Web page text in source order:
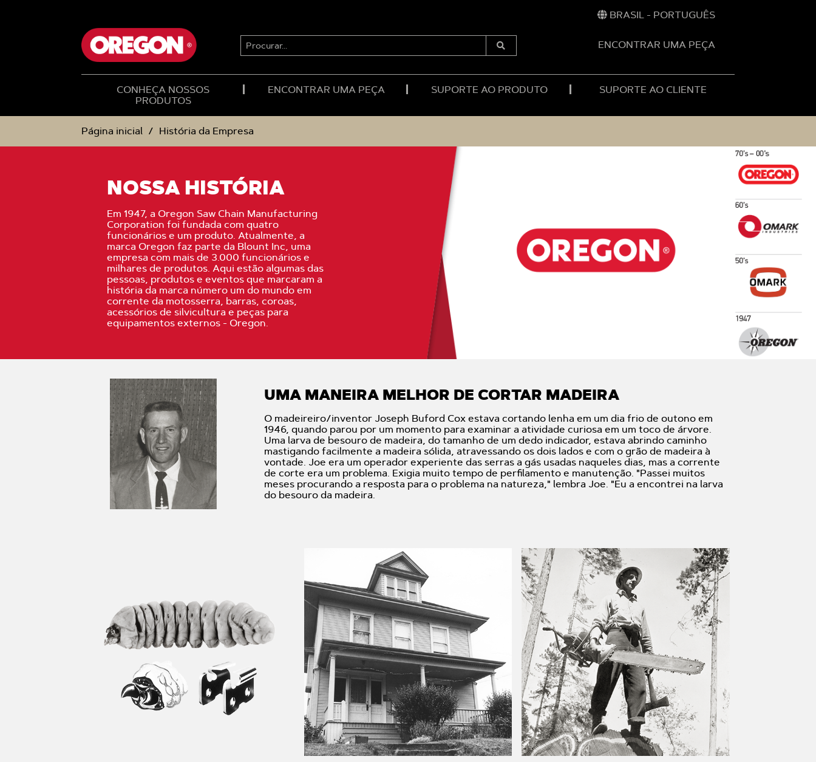
BRASIL - PORTUGUÊS
PROCURAR...
Enviar
ENCONTRAR UMA PEÇA
CONHEÇA NOSSOS
PRODUTOS
ENCONTRAR UMA PEÇA SUPORTE AO PRODUTO SUPORTE AO CLIENTE
Página inicial História da Empresa
NOSSA HISTÓRIA
Em 1947, a Oregon Saw Chain Manufacturing
Corporation foi fundada com quatro
funcionários e um produto. Atualmente, a
marca Oregon faz parte da Blount Inc, uma
empresa com mais de 3.000 funcionários e
milhares de produtos. Aqui estão algumas das
pessoas, produtos e eventos que marcaram a
história da marca número um do mundo em
corrente da motosserra, barras, coroas,
acessórios de silvicultura e peças para
equipamentos externos - Oregon.
UMA MANEIRA MELHOR DE CORTAR MADEIRA
O madeireiro/inventor Joseph Buford Cox estava cortando lenha em um dia frio de outono em
1946, quando parou por um momento para examinar a atividade curiosa em um toco de árvore.
Uma larva de besouro de madeira, do tamanho de um dedo indicador, estava abrindo caminho
mastigando facilmente a madeira sólida, atravessando os dois lados e com o grão de madeira à
vontade. Joe era um operador experiente das serras a gás usadas naqueles dias, mas a corrente
de corte era um problema. Exigia muito tempo de perfilamento e manutenção. "Passei muitos
meses procurando a resposta para o problema na natureza," lembra Joe. "Eu a encontrei na larva
do besouro da madeira.